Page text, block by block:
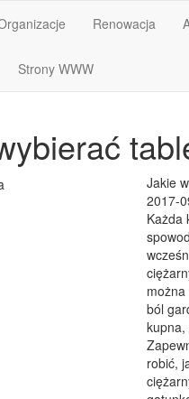
Renowacja
Strony WWW
Jakie
2017-
Każda
ból
kupna,
robić,